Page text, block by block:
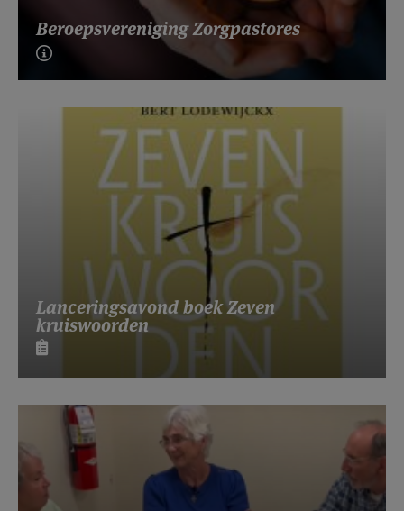
Beroepsvereniging Zorgpastores
Lanceringsavond boek Zeven
kruiswoorden